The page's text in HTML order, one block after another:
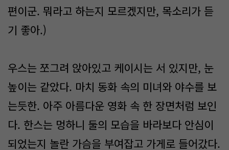
편이군. 뭐라고 하는지 모르겠지만, 목소리가 듣
기 좋아.)
우스는 쪼그려 앉아있고 케이시는 서 있지만, 눈
높이는 같았다. 마치 동화 속의 미녀와 야수를 보
는듯한. 아주 아름다운 영화 속 한 장면처럼 보인
다. 한스는 멍하니 둘의 모습을 바라보다 안심이
되었는지 놀란 가슴을 부여잡고 가게로 들어갔다.